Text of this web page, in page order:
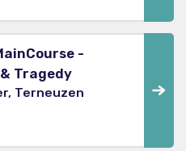
-
Tragedy
Terneuzen